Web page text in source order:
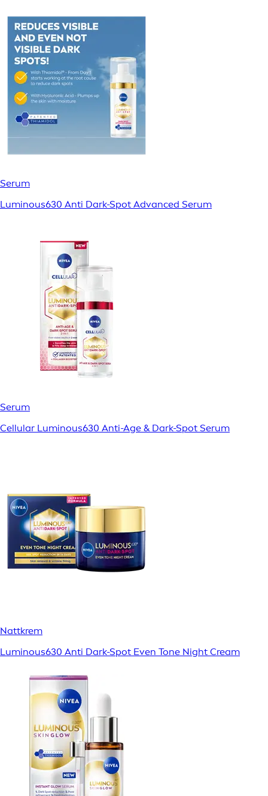
Serum
Luminous630 Anti Dark-Spot Advanced Serum
Serum
Cellular Luminous630 Anti-Age & Dark-Spot Serum
Nattkrem
Luminous630 Anti Dark-Spot Even Tone Night Cream